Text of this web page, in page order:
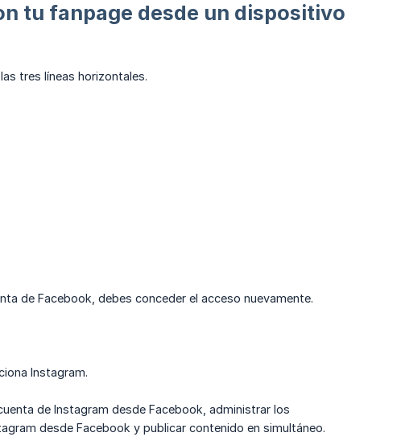
tu fanpage desde un dispositivo
tres líneas horizontales.
de Facebook, debes conceder el acceso nuevamente.
Instagram.
de Instagram desde Facebook, administrar los
desde Facebook y publicar contenido en simultáneo.